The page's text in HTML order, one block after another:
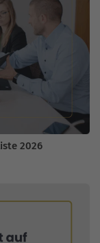
2026